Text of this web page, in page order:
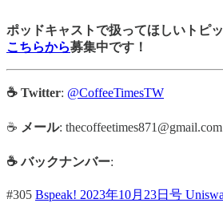
ポッドキャストで扱ってほしいトピ
こちらから募集中です！
☕ Twitter: @CoffeeTimesTW
☕ メール: thecoffeetimes871@gmail.com
☕ バックナンバー:
#305 Bspeak! 2023年10月23日号